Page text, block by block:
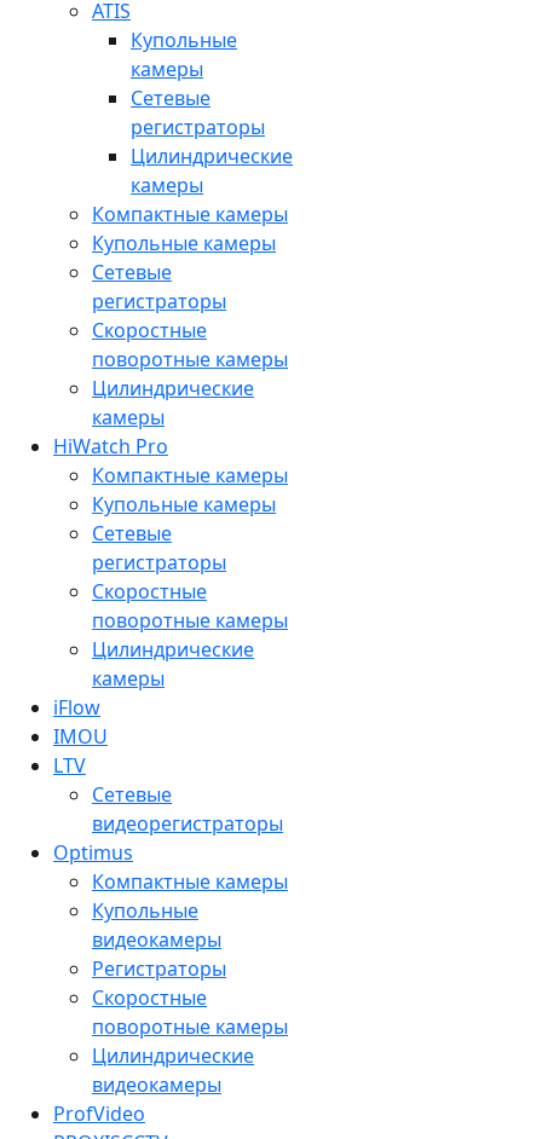
ATIS
Купольные
камеры
Сетевые
регистраторы
Цилиндрические
камеры
Компактные камеры
Купольные камеры
Сетевые
регистраторы
Скоростные
поворотные камеры
Цилиндрические
камеры
HiWatch Pro
Компактные камеры
Купольные камеры
Сетевые
регистраторы
Скоростные
поворотные камеры
Цилиндрические
камеры
iFlow
IMOU
LTV
Сетевые
видеорегистраторы
Optimus
Компактные камеры
Купольные
видеокамеры
Регистраторы
Скоростные
поворотные камеры
Цилиндрические
видеокамеры
ProfVideo